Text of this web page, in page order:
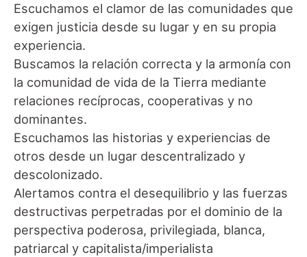
Escuchamos el clamor de las comunidades que
exigen justicia desde su lugar y en su propia
experiencia.
Buscamos la relación correcta y la armonía con
la comunidad de vida de la Tierra mediante
relaciones recíprocas, cooperativas y no
dominantes.
Escuchamos las historias y experiencias de
otros desde un lugar descentralizado y
descolonizado.
Alertamos contra el desequilibrio y las fuerzas
destructivas perpetradas por el dominio de la
perspectiva poderosa, privilegiada, blanca,
patriarcal y capitalista/imperialista